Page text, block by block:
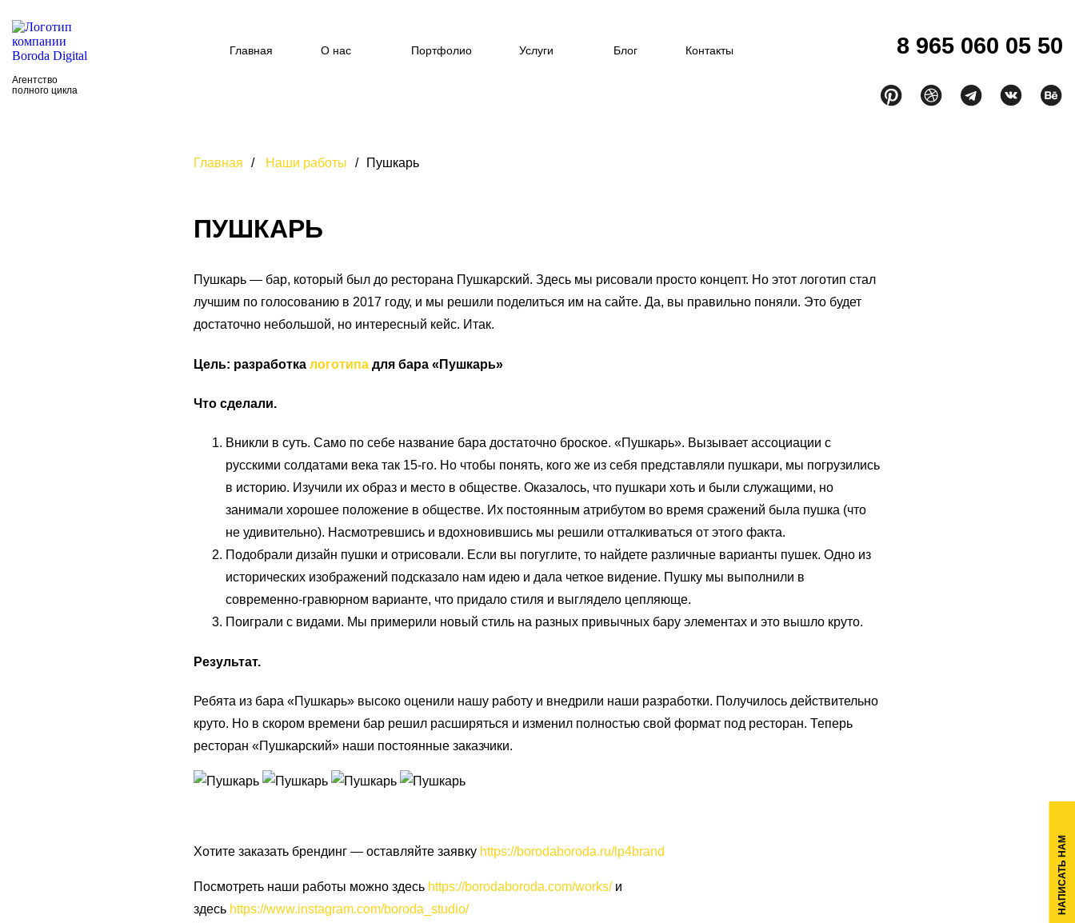
Агентство
полного цикла
Главная О нас Портфолио Услуги Блог Контакты 8 965 060 05 50
Главная / Наши работы / Пушкарь
ПУШКАРЬ
Пушкарь — бар, который был до ресторана Пушкарский. Здесь мы рисовали просто концепт. Но этот логотип стал
лучшим по голосованию в 2017 году, и мы решили поделиться им на сайте. Да, вы правильно поняли. Это будет
достаточно небольшой, но интересный кейс. Итак.
Цель: разработка логотипа для бара «Пушкарь»
Что сделали.
Вникли в суть. Само по себе название бара достаточно броское. «Пушкарь». Вызывает ассоциации с
русскими солдатами века так 15-го. Но чтобы понять, кого же из себя представляли пушкари, мы погрузились
в историю. Изучили их образ и место в обществе. Оказалось, что пушкари хоть и были служащими, но
занимали хорошее положение в обществе. Их постоянным атрибутом во время сражений была пушка (что
не удивительно). Насмотревшись и вдохновившись мы решили отталкиваться от этого факта.
Подобрали дизайн пушки и отрисовали. Если вы погуглите, то найдете различные варианты пушек. Одно из
исторических изображений подсказало нам идею и дала четкое видение. Пушку мы выполнили в
современно-гравюрном варианте, что придало стиля и выглядело цепляюще.
Поиграли с видами. Мы примерили новый стиль на разных привычных бару элементах и это вышло круто.
Результат.
Ребята из бара «Пушкарь» высоко оценили нашу работу и внедрили наши разработки. Получилось действительно
круто. Но в скором времени бар решил расширяться и изменил полностью свой формат под ресторан. Теперь
ресторан «Пушкарский» наши постоянные заказчики.
Хотите заказать брендинг — оставляйте заявку https://borodaboroda.ru/lp4brand
Посмотреть наши работы можно здесь https://borodaboroda.com/works/и
здесь https://www.instagram.com/boroda_studio/
НАПИСАТЬ НАМ